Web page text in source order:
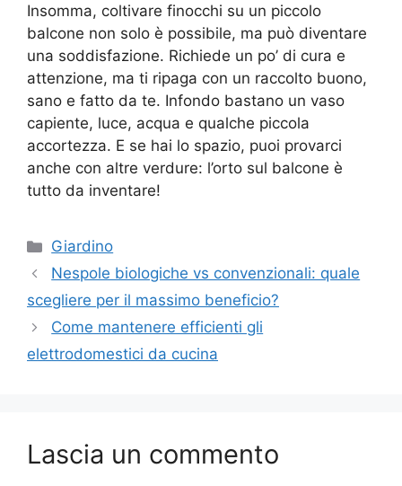
Insomma, coltivare finocchi su un piccolo
balcone non solo è possibile, ma può diventare
una soddisfazione. Richiede un po’ di cura e
attenzione, ma ti ripaga con un raccolto buono,
sano e fatto da te. Infondo bastano un vaso
capiente, luce, acqua e qualche piccola
accortezza. E se hai lo spazio, puoi provarci
anche con altre verdure: l’orto sul balcone è
tutto da inventare!
Categorie
Giardino
Nespole biologiche vs convenzionali: quale
scegliere per il massimo beneficio?
Come mantenere efficienti gli
elettrodomestici da cucina
Lascia un commento